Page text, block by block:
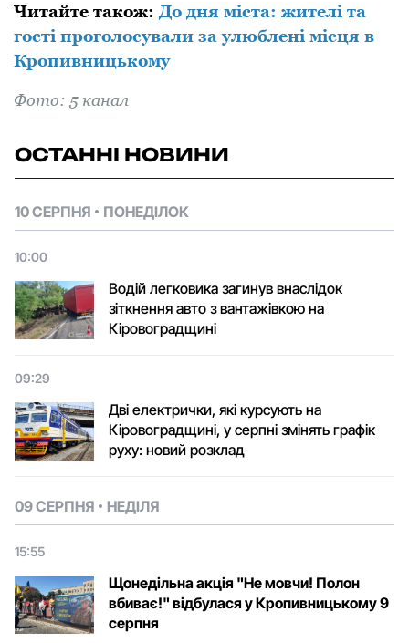
Читайте також: До дня міста: жителі та
гості проголосували за улюблені місця в
Кропивницькому
Фото: 5 канал
ОСТАННІ НОВИНИ
10 СЕРПНЯ ПОНЕДІЛОК
10:00
Водій легковика загинув внаслідок
зіткнення авто з вантажівкою на
Кіровоградщині
09:29
Дві електрички, які курсують на
Кіровоградщині, у серпні змінять графік
руху: новий розклад
09 СЕРПНЯ НЕДІЛЯ
15:55
Щонедільна акція "Не мовчи! Полон
вбиває!" відбулася у Кропивницькому 9
серпня